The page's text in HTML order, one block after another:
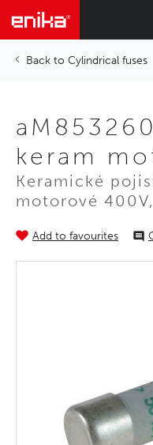
Cylindrical fuses
keram
Keramické
motorové
Add to favourites